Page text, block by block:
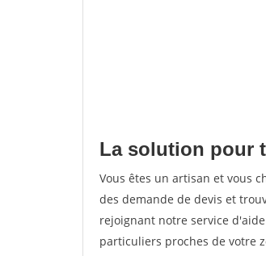
La solution pour
Vous êtes un artisan et vous
des demande de devis et
rejoignant notre service
particuliers proches de votre